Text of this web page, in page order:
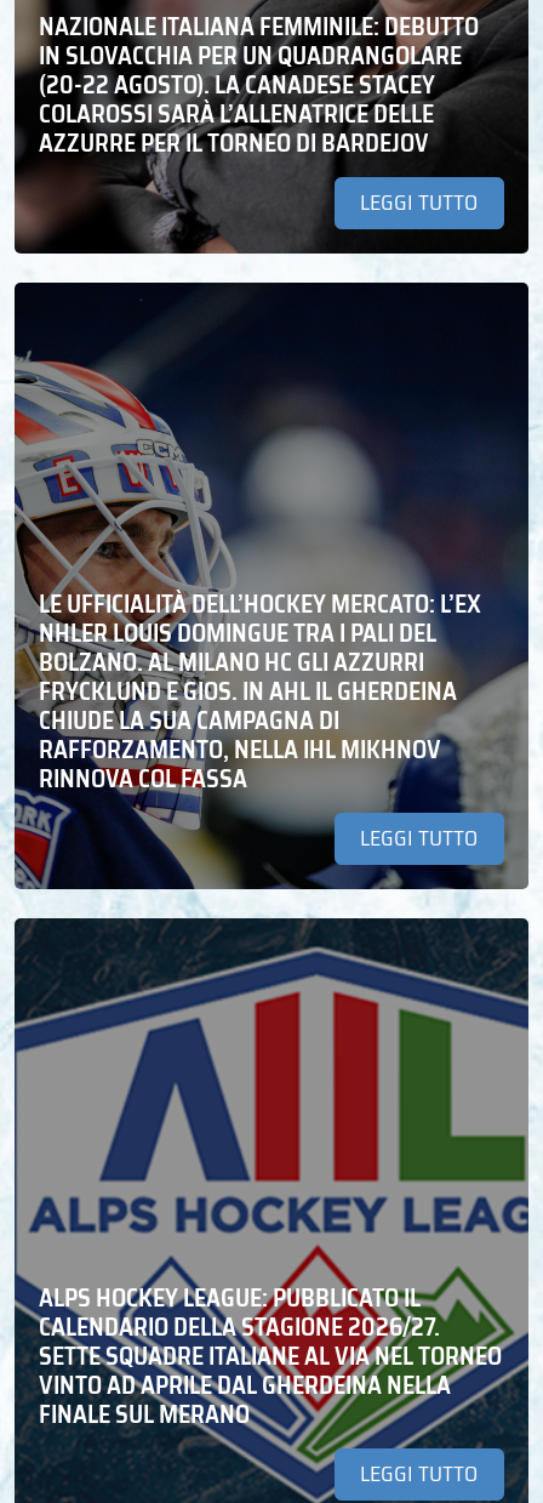
NAZIONALE ITALIANA FEMMINILE: DEBUTTO
IN SLOVACCHIA PER UN QUADRANGOLARE
(20-22 AGOSTO). LA CANADESE STACEY
COLAROSSI SARÀ L’ALLENATRICE DELLE
AZZURRE PER IL TORNEO DI BARDEJOV
LEGGI TUTTO
LE UFFICIALITÀ DELL’HOCKEY MERCATO: L’EX
NHLER LOUIS DOMINGUE TRA I PALI DEL
BOLZANO. AL MILANO HC GLI AZZURRI
FRYCKLUND E GIOS. IN AHL IL GHERDEINA
CHIUDE LA SUA CAMPAGNA DI
RAFFORZAMENTO, NELLA IHL MIKHNOV
RINNOVA COL FASSA
LEGGI TUTTO
ALPS HOCKEY LEAGUE: PUBBLICATO IL
CALENDARIO DELLA STAGIONE 2026/27.
SETTE SQUADRE ITALIANE AL VIA NEL TORNEO
VINTO AD APRILE DAL GHERDEINA NELLA
FINALE SUL MERANO
LEGGI TUTTO